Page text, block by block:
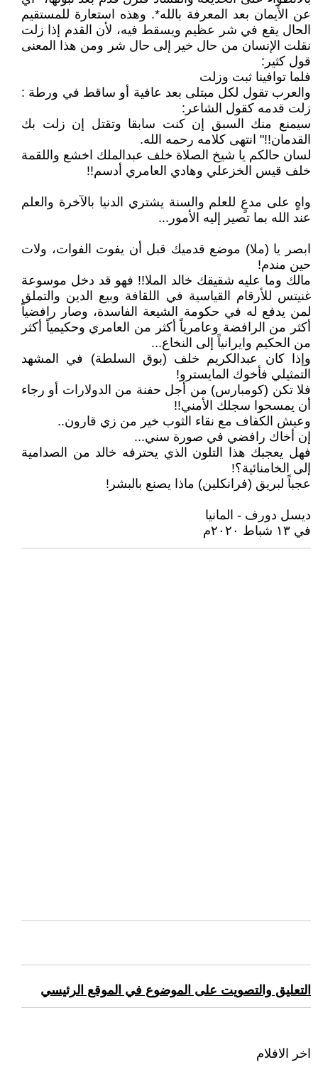
عن الأيمان بعد المعرفة بالله*. وهذه استعارة للمستقيم
الحال يقع في شر عظيم ويسقط فيه، لأن القدم إذا زلت
نقلت الإنسان من حال خير إلى حال شر ومن هذا المعنى
قول كثير:
فلما توافينا ثبت وزلت
والعرب تقول لكل مبتلى بعد عافية أو ساقط في ورطة :
زلت قدمه كقول الشاعر:
سيمنع منك السبق إن كنت سابقا وتقتل إن زلت بك
القدمان!!" انتهى كلامه رحمه الله.
لسان حالكم يا شيخ الصلاة خلف عبدالملك اخشع واللقمة
خلف قيس الخزعلي وهادي العامري أدسم!!
واهٍ على مدعٍ للعلم والسنة يشتري الدنيا بالآخرة والعلم
عند الله بما تصير إليه الأمور...
ابصر يا (ملا) موضع قدميك قبل أن يفوت الفوات، ولات
حين مندم!
مالك وما عليه شقيقك خالد الملا!! فهو قد دخل موسوعة
غنيتس للأرقام القياسية في اللقافة وبيع الدين والتملق
لمن يدفع له في حكومة الشيعة الفاسدة، وصار رافضياً
أكثر من الرافضة وعامرياً أكثر من العامري وحكيمياً أكثر
من الحكيم وايرانياً إلى النخاع...
وإذا كان عبدالكريم خلف (بوق السلطة) في المشهد
التمثيلي فأخوك المايسترو!
فلا تكن (كومبارس) من أجل حفنة من الدولارات أو رجاء
أن يمسحوا سجلك الأمني!!
وعيش الكفاف مع نقاء الثوب خير من زي قارون..
إن أخاك رافضي في صورة سني...
فهل يعجبك هذا التلون الذي يحترفه خالد من الصدامية
إلى الخامنائية؟!
عجباً لبريق (فرانكلين) ماذا يصنع بالبشر!
ديسل دورف - المانيا
في ١٣ شباط ٢٠٢٠م
التعليق والتصويت على الموضوع في الموقع الرئيسي
اخر الافلام